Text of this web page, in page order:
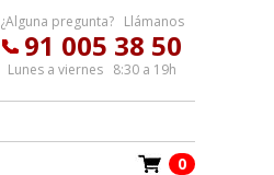
¿Alguna pregunta? Llámanos
91 005 38 50
Lunes a viernes 8:30 a 19h
0